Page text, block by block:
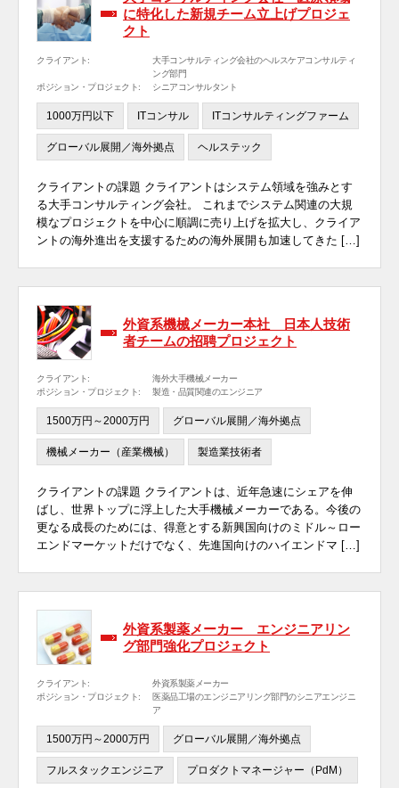
に特化した新規チーム立上げプロジェ
クト
クライアント:
大手コンサルティング会社のヘルスケアコンサルティ
ング部門
ポジション・プロジェクト:
シニアコンサルタント
1000万円以下 ITコンサル ITコンサルティングファーム
グローバル展開／海外拠点 ヘルステック
クライアントの課題 クライアントはシステム領域を強みとす
る大手コンサルティング会社。 これまでシステム関連の大規
模なプロジェクトを中心に順調に売り上げを拡大し、クライア
ントの海外進出を支援するための海外展開も加速してきた […]
外資系機械メーカー本社 日本人技術
者チームの招聘プロジェクト
クライアント:
海外大手機械メーカー
ポジション・プロジェクト:
製造・品質関連のエンジニア
1500万円～2000万円 グローバル展開／海外拠点
機械メーカー（産業機械） 製造業技術者
クライアントの課題 クライアントは、近年急速にシェアを伸
ばし、世界トップに浮上した大手機械メーカーである。今後の
更なる成長のためには、得意とする新興国向けのミドル～ロー
エンドマーケットだけでなく、先進国向けのハイエンドマ […]
外資系製薬メーカー エンジニアリン
グ部門強化プロジェクト
クライアント:
外資系製薬メーカー
ポジション・プロジェクト:
医薬品工場のエンジニアリング部門のシニアエンジニ
ア
1500万円～2000万円 グローバル展開／海外拠点
フルスタックエンジニア プロダクトマネージャー（PdM）